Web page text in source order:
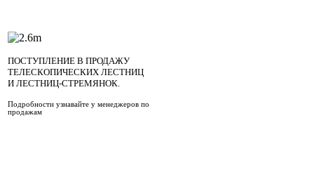
ПОСТУПЛЕНИЕ В ПРОДАЖУ
ТЕЛЕСКОПИЧЕСКИХ ЛЕСТНИЦ
И ЛЕСТНИЦ-СТРЕМЯНОК.
Подробности узнавайте у менеджеров по
продажам